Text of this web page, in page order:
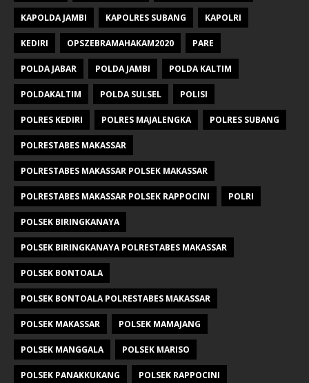
KAPOLDA JAMBI KAPOLRES SUBANG KAPOLRI
KEDIRI OPSZEBRAMAHAKAM2020 PARE
POLDA JABAR POLDA JAMBI POLDA KALTIM
POLDAKALTIM POLDA SULSEL POLISI
POLRES KEDIRI POLRES MAJALENGKA POLRES SUBANG
POLRESTABES MAKASSAR
POLRESTABES MAKASSAR POLSEK MAKASSAR
POLRESTABES MAKASSAR POLSEK RAPPOCINI POLRI
POLSEK BIRINGKANAYA
POLSEK BIRINGKANAYA POLRESTABES MAKASSAR
POLSEK BONTOALA
POLSEK BONTOALA POLRESTABES MAKASSAR
POLSEK MAKASSAR POLSEK MAMAJANG
POLSEK MANGGALA POLSEK MARISO
POLSEK PANAKKUKANG POLSEK RAPPOCINI